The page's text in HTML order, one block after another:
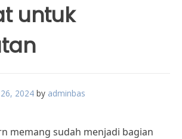
untuk
2024 by adminbas
memang sudah menjadi bagian